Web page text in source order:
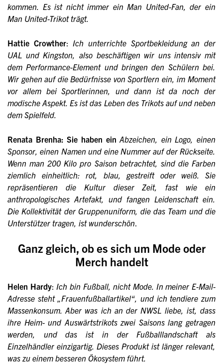
kommen. Es ist nicht immer ein Man United-Fan, der ein
Man United-Trikot trägt.
Hattie Crowther: Ich unterrichte Sportbekleidung an der
UAL und Kingston, also beschäftigen wir uns intensiv mit
dem Performance-Element und bringen den Schülern bei.
Wir gehen auf die Bedürfnisse von Sportlern ein, im Moment
vor allem bei Sportlerinnen, und dann ist da noch der
modische Aspekt. Es ist das Leben des Trikots auf und neben
dem Spielfeld.
Renata Brenha: Sie haben ein Abzeichen, ein Logo, einen
Sponsor, einen Namen und eine Nummer auf der Rückseite.
Wenn man 200 Kilo pro Saison betrachtet, sind die Farben
ziemlich einheitlich: rot, blau, gestreift oder weiß. Sie
repräsentieren die Kultur dieser Zeit, fast wie ein
anthropologisches Artefakt, und fangen Leidenschaft ein.
Die Kollektivität der Gruppenuniform, die das Team und die
Unterstützer tragen, ist wunderschön
Ganz gleich, ob es sich um Mode oder
Merch handelt
Helen Hardy: Ich bin Fußball, nicht Mode. In meiner E-Mail-
Adresse steht „Frauenfußballartikel“, und ich tendiere zum
Massenkonsum. Aber was ich an der NWSL liebe, ist, dass
ihre Heim- und Auswärtstrikots zwei Saisons lang getragen
werden, und das ist in der Fußballlandschaft als
Einzelhändler einzigartig. Dieses Produkt ist länger relevant,
was zu einem besseren Ökosystem führt.